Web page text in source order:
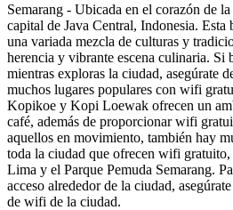
Semarang - Ubicada en el corazón de
capital de Java Central, Indonesia.
una variada mezcla de culturas y
herencia y vibrante escena culinaria. Si
mientras exploras la ciudad, asegúrate
muchos lugares populares con wifi
Kopikoe y Kopi Loewak ofrecen un
café, además de proporcionar wifi
aquellos en movimiento, también hay
toda la ciudad que ofrecen wifi
Lima y el Parque Pemuda Semarang.
acceso alrededor de la ciudad,
de wifi de la ciudad.